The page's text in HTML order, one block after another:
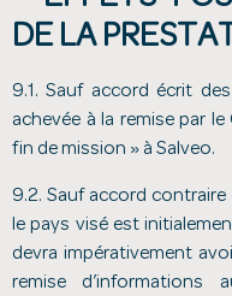
DE LA
9.1. Sauf accord écrit
achevée à la remise par
fin de mission » à Salveo.
9.2. Sauf accord contraire
le pays visé est
devra impérativement
remise